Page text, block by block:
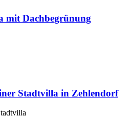
mit Dachbegrünung
Stadtvilla in Zehlendorf